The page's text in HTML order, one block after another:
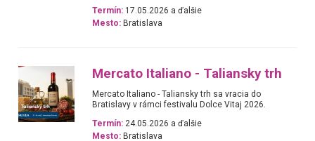
Termín: 17.05.2026 a ďalšie
Mesto: Bratislava
Mercato Italiano - Taliansky trh
Mercato Italiano - Taliansky trh sa vracia do
Bratislavy v rámci festivalu Dolce Vitaj 2026.
Termín: 24.05.2026 a ďalšie
Mesto: Bratislava